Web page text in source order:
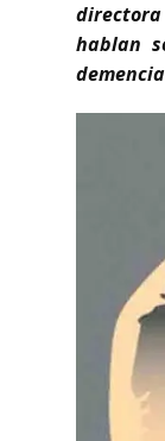
directora
hablan